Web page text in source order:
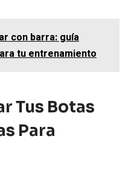
con barra: guía
tu entrenamiento
Tus Botas
Para